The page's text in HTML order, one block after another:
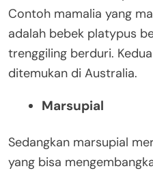
Contoh mamalia yang
adalah bebek platypus
trenggiling berduri.
ditemukan di Australia.
Marsupial
Sedangkan marsupial
yang bisa